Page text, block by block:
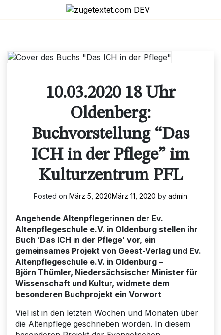
10.03.2020 18 Uhr
Oldenberg:
Buchvorstellung “Das
ICH in der Pflege” im
Kulturzentrum PFL
Posted on März 5, 2020März 11, 2020 by admin
Angehende Altenpflegerinnen der Ev.
Altenpflegeschule e.V. in Oldenburg stellen ihr
Buch ‘Das ICH in der Pflege’ vor, ein
gemeinsames Projekt von Geest-Verlag und Ev.
Altenpflegeschule e.V. in Oldenburg –
Björn Thümler, Niedersächsischer Minister für
Wissenschaft und Kultur, widmete dem
besonderen Buchprojekt ein Vorwort
Viel ist in den letzten Wochen und Monaten über
die Altenpflege geschrieben worden. In diesem